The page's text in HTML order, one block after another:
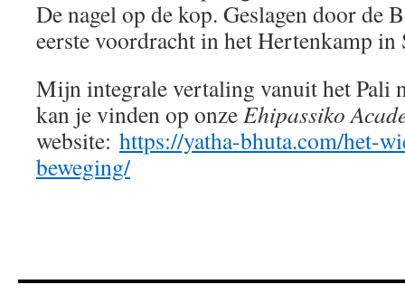
De nagel op de kop. Geslagen door de
eerste voordracht in het Hertenkamp
Mijn integrale vertaling vanuit het Pali
kan je vinden op onzeEhipassiko
website: https://yatha-bhuta.com/het-
beweging/